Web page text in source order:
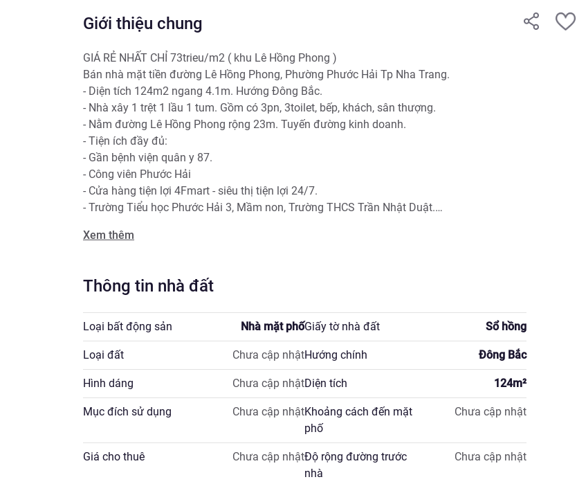
Giới thiệu chung
GIÁ RẺ NHẤT CHỈ 73trieu/m2 ( khu Lê Hồng Phong )
Bán nhà mặt tiền đường Lê Hồng Phong, Phường Phước Hải Tp Nha Trang.
- Diện tích 124m2 ngang 4.1m. Hướng Đông Bắc.
- Nhà xây 1 trệt 1 lầu 1 tum. Gồm có 3pn, 3toilet, bếp, khách, sân thượng.
- Nằm đường Lê Hồng Phong rộng 23m. Tuyến đường kinh doanh.
- Tiện ích đầy đủ:
- Gần bệnh viện quân y 87.
- Công viên Phước Hải
- Cửa hàng tiện lợi 4Fmart - siêu thị tiện lợi 24/7.
- Trường Tiểu học Phước Hải 3, Mầm non, Trường THCS Trần Nhật Duật.
GIÁ RẺ NHẤT KHU VỰC: 9 tỷ 100 triệu ( bớt thêm )
Xem thêm
Thông tin nhà đất
Loại bất động sản Nhà mặt phốGiấy tờ nhà đất Sổ hồng
Loại đất Chưa cập nhậtHướng chính Đông Bắc
Hình dáng Chưa cập nhậtDiện tích 124m²
Mục đích sử dụng Chưa cập nhậtKhoảng cách đến mặt
phố
Chưa cập nhật
Giá cho thuê Chưa cập nhậtĐộ rộng đường trước
nhà
Chưa cập nhật